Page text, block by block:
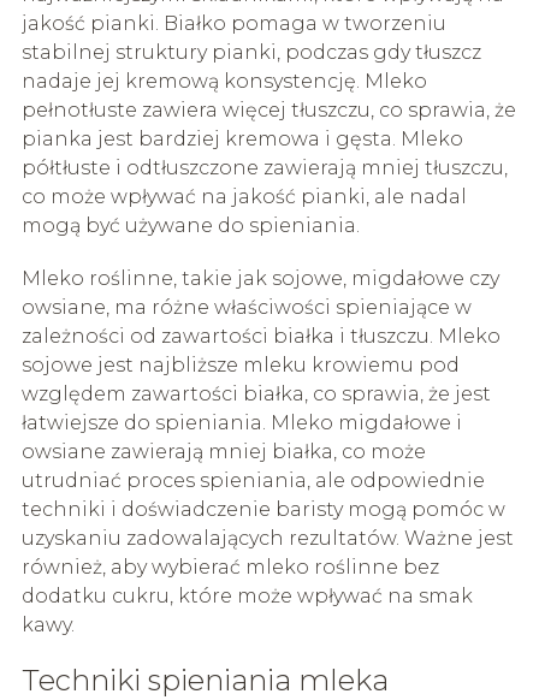
jakość pianki. Białko pomaga w tworzeniu
stabilnej struktury pianki, podczas gdy tłuszcz
nadaje jej kremową konsystencję. Mleko
pełnotłuste zawiera więcej tłuszczu, co sprawia, że
pianka jest bardziej kremowa i gęsta. Mleko
półtłuste i odtłuszczone zawierają mniej tłuszczu,
co może wpływać na jakość pianki, ale nadal
mogą być używane do spieniania.
Mleko roślinne, takie jak sojowe, migdałowe czy
owsiane, ma różne właściwości spieniające w
zależności od zawartości białka i tłuszczu. Mleko
sojowe jest najbliższe mleku krowiemu pod
względem zawartości białka, co sprawia, że jest
łatwiejsze do spieniania. Mleko migdałowe i
owsiane zawierają mniej białka, co może
utrudniać proces spieniania, ale odpowiednie
techniki i doświadczenie baristy mogą pomóc w
uzyskaniu zadowalających rezultatów. Ważne jest
również, aby wybierać mleko roślinne bez
dodatku cukru, które może wpływać na smak
kawy.
Techniki spieniania mleka